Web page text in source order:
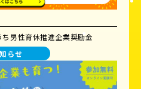
男性育休推進企業奨励金
らせ